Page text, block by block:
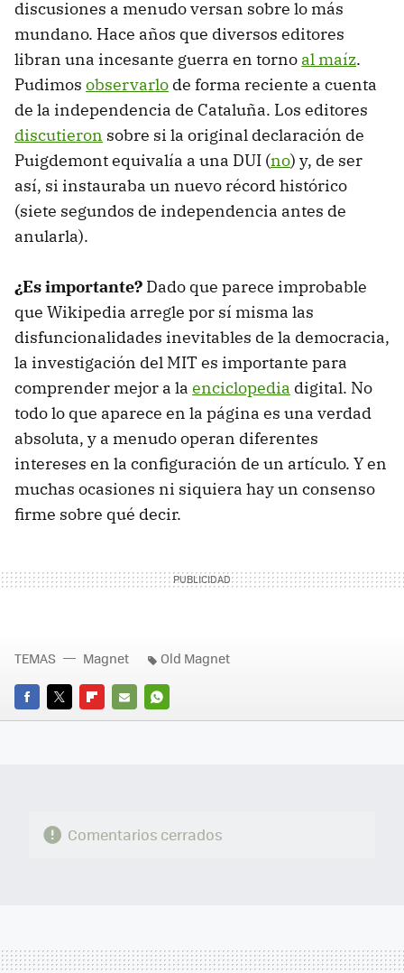
discusiones a menudo versan sobre lo más
mundano. Hace años que diversos editores
libran una incesante guerra en torno al maíz.
Pudimos observarlo de forma reciente a cuenta
de la independencia de Cataluña. Los editores
discutieron sobre si la original declaración de
Puigdemont equivalía a una DUI (no) y, de ser
así, si instauraba un nuevo récord histórico
(siete segundos de independencia antes de
anularla).
¿Es importante? Dado que parece improbable
que Wikipedia arregle por sí misma las
disfuncionalidades inevitables de la democracia,
la investigación del MIT es importante para
comprender mejor a la enciclopedia digital. No
todo lo que aparece en la página es una verdad
absoluta, y a menudo operan diferentes
intereses en la configuración de un artículo. Y en
muchas ocasiones ni siquiera hay un consenso
firme sobre qué decir.
FACEBOOK
TWITTERFLIPBOARD
E-
WHATSAPP
TEMAS Magnet Old Magnet
Comentarios cerrados